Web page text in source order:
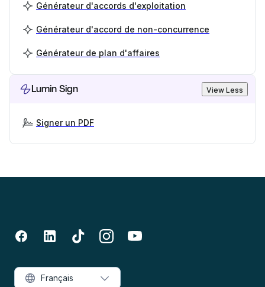
Générateur d'accords d'exploitation
Générateur d'accord de non-concurrence
Générateur de plan d'affaires
Lumin Sign View Less
Signer un PDF
Français